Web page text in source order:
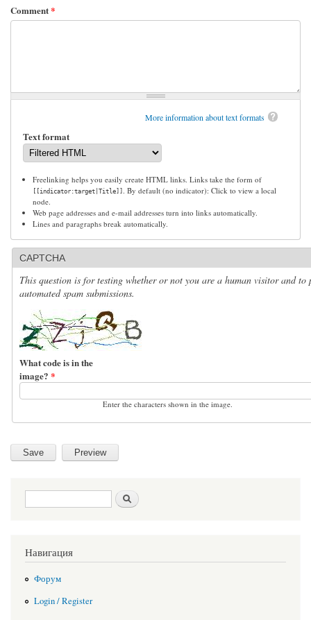
Comment*
More information about text formats
Text format
Freelinking helps you easily create HTML links. Links take the form of
[[indicator:target|Title]]
. By default (no indicator): Click to view a local
node.
Web page addresses and e-mail addresses turn into links automatically.
Lines and paragraphs break automatically.
CAPTCHA
This question is for testing whether or not you are a human visitor and to
automated spam submissions.
What code is in the
image? *
Enter the characters shown in the image.
Search form
Навигация
Форум
Login / Register